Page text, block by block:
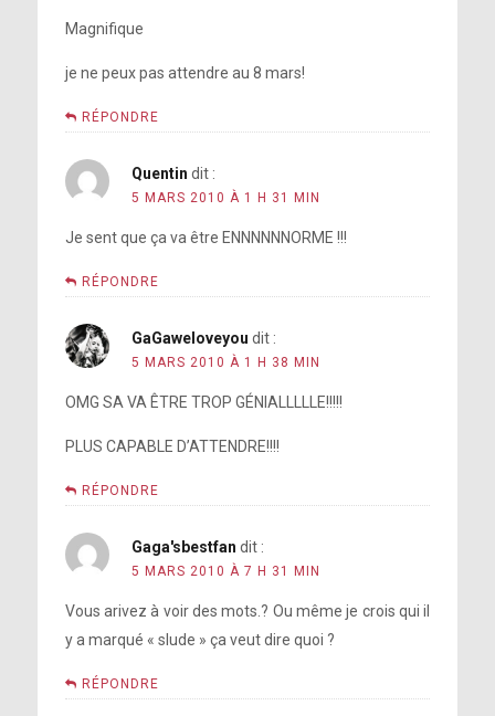
Magnifique
je ne peux pas attendre au 8 mars!
RÉPONDRE
Quentin dit :
5 MARS 2010 À 1 H 31 MIN
Je sent que ça va être ENNNNNNORME !!!
RÉPONDRE
GaGaweloveyou dit :
5 MARS 2010 À 1 H 38 MIN
OMG SA VA ÊTRE TROP GÉNIALLLLLE!!!!!
PLUS CAPABLE D’ATTENDRE!!!!
RÉPONDRE
Gaga'sbestfan dit :
5 MARS 2010 À 7 H 31 MIN
Vous arivez à voir des mots.? Ou même je crois qui il
y a marqué « slude » ça veut dire quoi ?
RÉPONDRE